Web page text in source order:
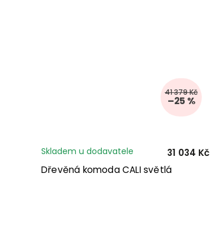
41 379 Kč
–25 %
Dřevěná komoda CALI světlá
Skladem u dodavatele 31 034 Kč